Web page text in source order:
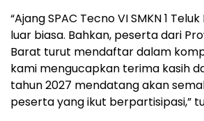
“Ajang SPAC Tecno VI SMKN 1
luar biasa. Bahkan, peserta dari
Barat turut mendaftar dalam
kami mengucapkan terima kasih
tahun 2027 mendatang akan
peserta yang ikut berpartisipasi,”